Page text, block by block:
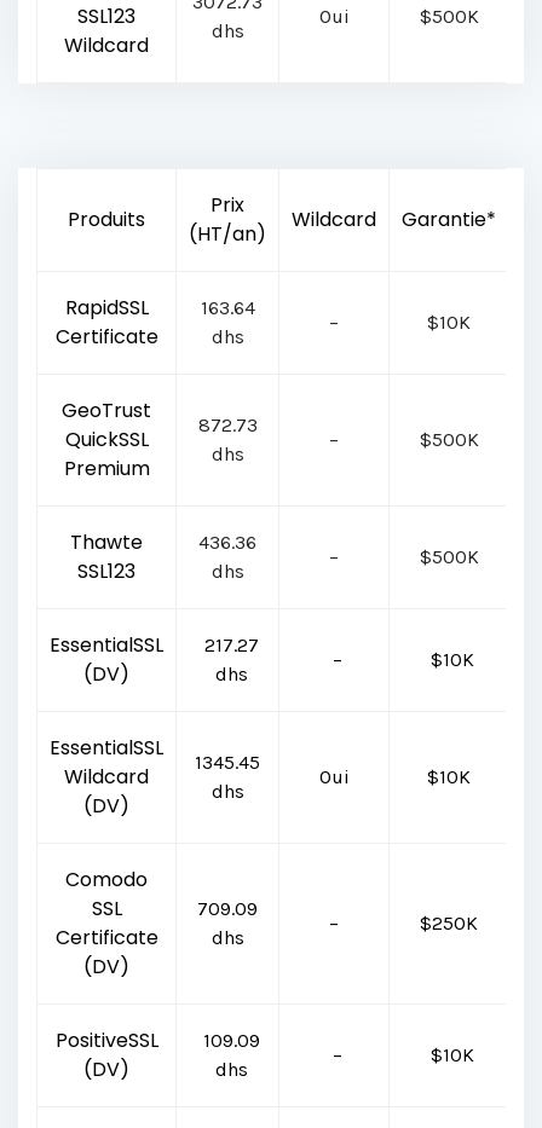
SSL123
Wildcard
dhs
Oui $500K
Produits
Prix
(HT/an)
Wildcard Garantie*
RapidSSL
Certificate
163.64
dhs
– $10K
GeoTrust
QuickSSL
Premium
872.73
dhs
– $500K
Thawte
SSL123
436.36
dhs
– $500K
EssentialSSL
(DV)
217.27
dhs
– $10K
EssentialSSL
Wildcard
(DV)
1345.45
dhs
Oui $10K
Comodo
SSL
Certificate
(DV)
709.09
dhs
– $250K
PositiveSSL
(DV)
109.09
dhs
– $10K